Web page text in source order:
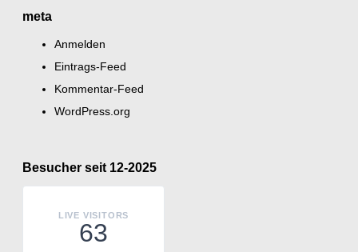
meta
Anmelden
Eintrags-Feed
Kommentar-Feed
WordPress.org
Besucher seit 12-2025
LIVE VISITORS
63